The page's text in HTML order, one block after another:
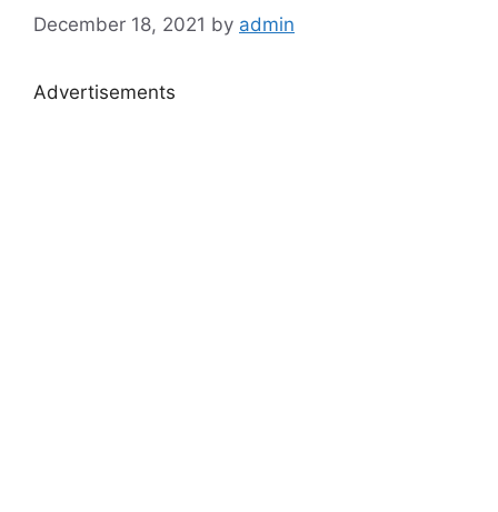
December 18, 2021 by admin
Advertisements